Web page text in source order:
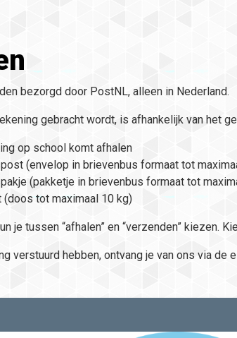
bezorgd door PostNL, alleen in Nederland.
gebracht wordt, is afhankelijk van het
op school komt afhalen
(envelop in brievenbus formaat tot
(pakketje in brievenbus formaat tot
tot maximaal 10 kg)
je tussen “afhalen” en “verzenden” kiezen.
verstuurd hebben, ontvang je van ons via